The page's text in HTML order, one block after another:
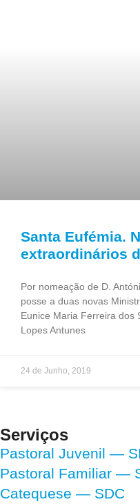
Santa Eufémia.
extraordinários
Por nomeação de D.
posse a duas novas
Eunice Maria Ferreira dos
Lopes Antunes
24 de Junho, 2019
Serviços
Pastoral Juvenil —
Pastoral Familiar —
Catequese — SDC